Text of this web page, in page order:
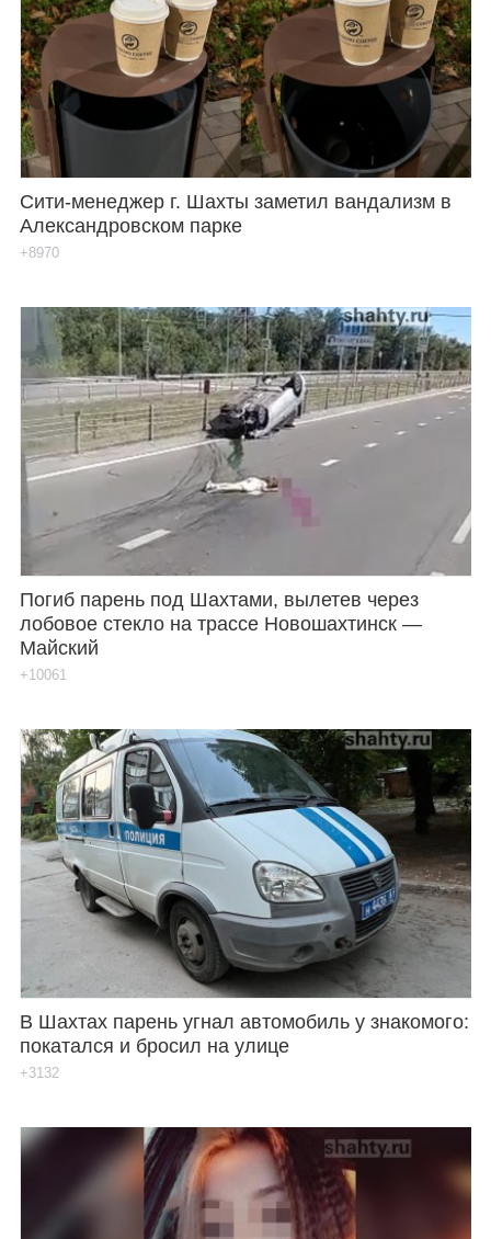
Сити-менеджер г. Шахты заметил вандализм в
Александровском парке
+8970
Погиб парень под Шахтами, вылетев через
лобовое стекло на трассе Новошахтинск —
Майский
+10061
В Шахтах парень угнал автомобиль у знакомого:
покатался и бросил на улице
+3132